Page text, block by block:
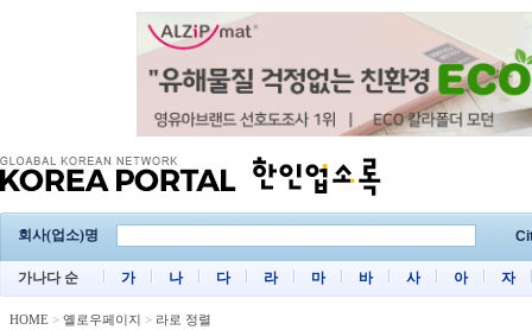
회사(업소)명
가나다 순 가 나 다 라 마 바 사 아 자
HOME > 옐로우페이지 > 라로 정렬